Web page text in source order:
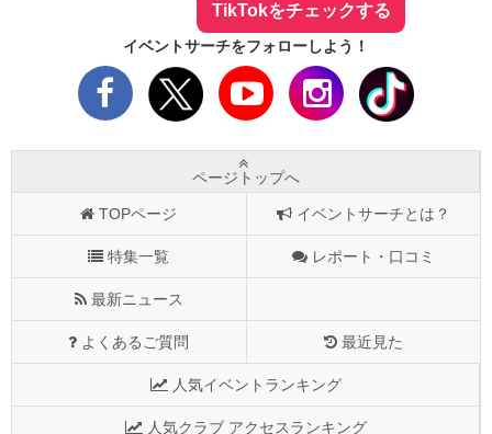
TikTokをチェックする
イベントサーチをフォローしよう！
ページトップへ
TOPページ イベントサーチとは？
特集一覧 レポート・口コミ
最新ニュース
よくあるご質問 最近見た
人気イベントランキング
人気クラブ アクセスランキング